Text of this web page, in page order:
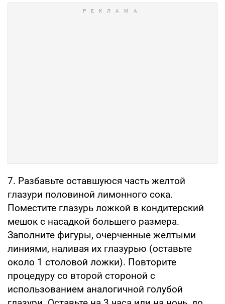
7. Разбавьте оставшуюся часть желтой
глазури половиной лимонного сока.
Поместите глазурь ложкой в кондитерский
мешок с насадкой большего размера.
Заполните фигуры, очерченные желтыми
линиями, наливая их глазурью (оставьте
около 1 столовой ложки). Повторите
процедуру со второй стороной с
использованием аналогичной голубой